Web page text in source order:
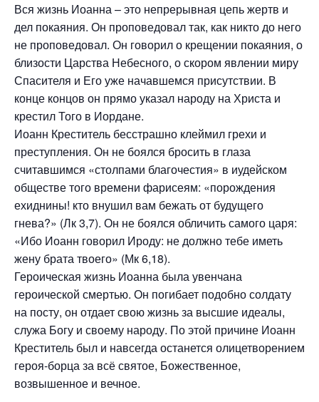
Вся жизнь Иоанна – это непрерывная цепь жертв и
дел покаяния. Он проповедовал так, как никто до него
не проповедовал. Он говорил о крещении покаяния, о
близости Царства Небесного, о скором явлении миру
Спасителя и Его уже начавшемся присутствии. В
конце концов он прямо указал народу на Христа и
крестил Того в Иордане.
Иоанн Креститель бесстрашно клеймил грехи и
преступления. Он не боялся бросить в глаза
считавшимся «столпами благочестия» в иудейском
обществе того времени фарисеям: «порождения
ехиднины! кто внушил вам бежать от будущего
гнева?» (Лк 3,7). Он не боялся обличить самого царя:
«Ибо Иоанн говорил Ироду: не должно тебе иметь
жену брата твоего» (Мк 6,18).
Героическая жизнь Иоанна была увенчана
героической смертью. Он погибает подобно солдату
на посту, он отдает свою жизнь за высшие идеалы,
служа Богу и своему народу. По этой причине Иоанн
Креститель был и навсегда останется олицетворением
героя-борца за всё святое, Божественное,
возвышенное и вечное.